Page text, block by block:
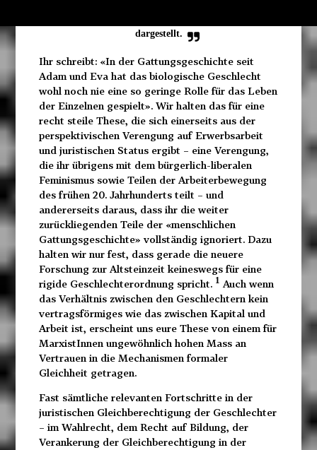
dargestellt.
Ihr schreibt: «In der Gattungsgeschichte seit
Adam und Eva hat das biologische Geschlecht
wohl noch nie eine so geringe Rolle für das Leben
der Einzelnen gespielt». Wir halten das für eine
recht steile These, die sich einerseits aus der
perspektivischen Verengung auf Erwerbsarbeit
und juristischen Status ergibt – eine Verengung,
die ihr übrigens mit dem bürgerlich-liberalen
Feminismus sowie Teilen der Arbeiterbewegung
des frühen 20. Jahrhunderts teilt – und
andererseits daraus, dass ihr die weiter
zurückliegenden Teile der «menschlichen
Gattungsgeschichte» vollständig ignoriert. Dazu
halten wir nur fest, dass gerade die neuere
Forschung zur Altsteinzeit keineswegs für eine
rigide Geschlechterordnung spricht. 1 Auch wenn
das Verhältnis zwischen den Geschlechtern kein
vertragsförmiges wie das zwischen Kapital und
Arbeit ist, erscheint uns eure These von einem für
MarxistInnen ungewöhnlich hohen Mass an
Vertrauen in die Mechanismen formaler
Gleichheit getragen.
Fast sämtliche relevanten Fortschritte in der
juristischen Gleichberechtigung der Geschlechter
– im Wahlrecht, dem Recht auf Bildung, der
Verankerung der Gleichberechtigung in der